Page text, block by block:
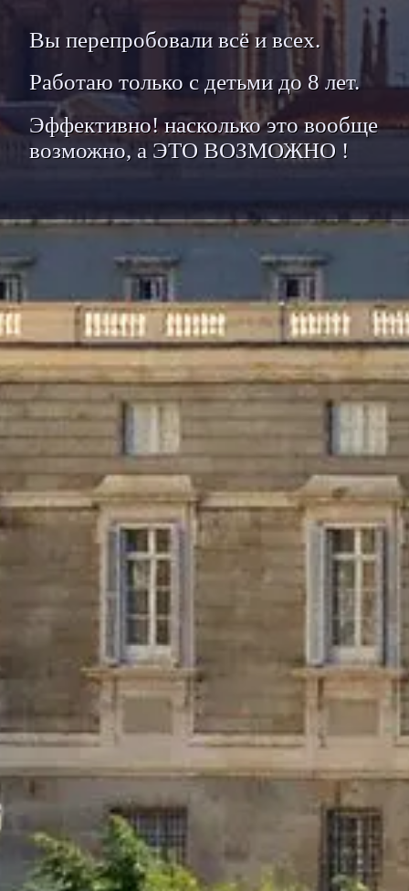
Вы перепробовали всё и всех.
Работаю только с детьми до 8 лет.
Эффективно! насколько это вообще
возможно, а ЭТО ВОЗМОЖНО !